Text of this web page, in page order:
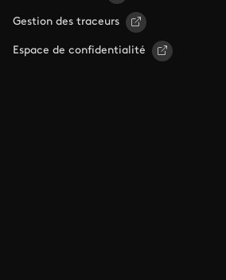
Gestion des traceurs
Espace de confidentialité